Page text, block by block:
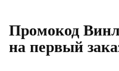
Промокод
на первый